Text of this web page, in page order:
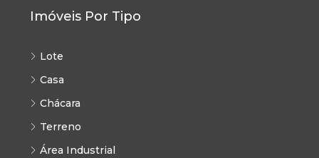
Imóveis Por Tipo
Lote
Casa
Chácara
Terreno
Área Industrial